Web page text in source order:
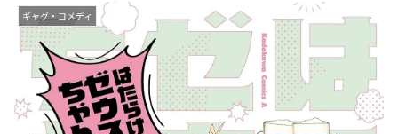
ギャグ・コメディ